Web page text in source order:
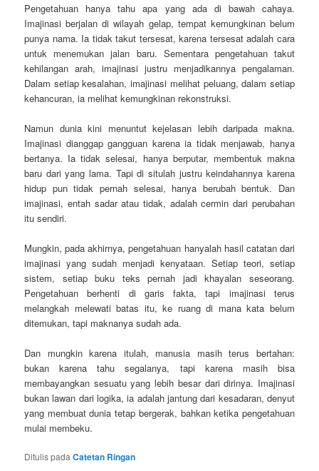
Pengetahuan hanya tahu apa yang ada di bawah cahaya.
Imajinasi berjalan di wilayah gelap, tempat kemungkinan belum
punya nama. Ia tidak takut tersesat, karena tersesat adalah cara
untuk menemukan jalan baru. Sementara pengetahuan takut
kehilangan arah, imajinasi justru menjadikannya pengalaman.
Dalam setiap kesalahan, imajinasi melihat peluang, dalam setiap
kehancuran, ia melihat kemungkinan rekonstruksi.
Namun dunia kini menuntut kejelasan lebih daripada makna.
Imajinasi dianggap gangguan karena ia tidak menjawab, hanya
bertanya. Ia tidak selesai, hanya berputar, membentuk makna
baru dari yang lama. Tapi di situlah justru keindahannya karena
hidup pun tidak pernah selesai, hanya berubah bentuk. Dan
imajinasi, entah sadar atau tidak, adalah cermin dari perubahan
itu sendiri.
Mungkin, pada akhirnya, pengetahuan hanyalah hasil catatan dari
imajinasi yang sudah menjadi kenyataan. Setiap teori, setiap
sistem, setiap buku teks pernah jadi khayalan seseorang.
Pengetahuan berhenti di garis fakta, tapi imajinasi terus
melangkah melewati batas itu, ke ruang di mana kata belum
ditemukan, tapi maknanya sudah ada.
Dan mungkin karena itulah, manusia masih terus bertahan:
bukan karena tahu segalanya, tapi karena masih bisa
membayangkan sesuatu yang lebih besar dari dirinya. Imajinasi
bukan lawan dari logika, ia adalah jantung dari kesadaran, denyut
yang membuat dunia tetap bergerak, bahkan ketika pengetahuan
mulai membeku.
Ditulis pada Catetan Ringan